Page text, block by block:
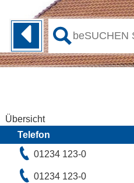
Übersicht
Telefon
01234 123-0
01234 123-0